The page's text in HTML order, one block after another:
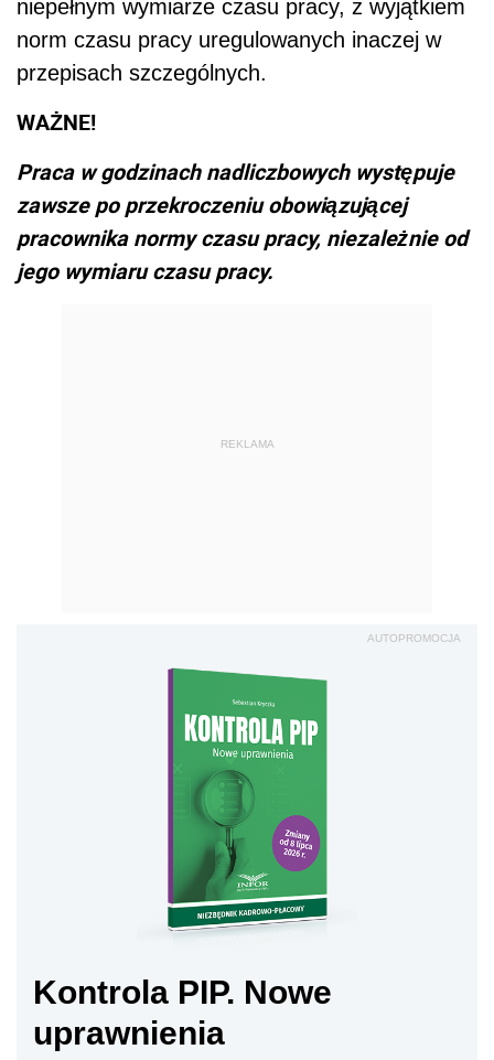
niepełnym wymiarze czasu pracy, z wyjątkiem
norm czasu pracy uregulowanych inaczej w
przepisach szczególnych.
WAŻNE!
Praca w godzinach nadliczbowych występuje
zawsze po przekroczeniu obowiązującej
pracownika normy czasu pracy, niezależnie od
jego wymiaru czasu pracy.
REKLAMA
AUTOPROMOCJA
Kontrola PIP. Nowe
uprawnienia